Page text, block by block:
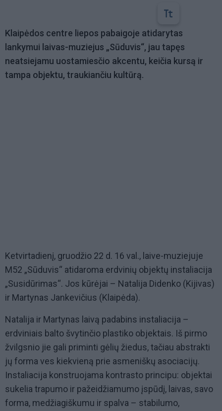
Klaipėdos centre liepos pabaigoje atidarytas
lankymui laivas-muziejus „Sūduvis“, jau tapęs
neatsiejamu uostamiesčio akcentu, keičia kursą ir
tampa objektu, traukiančiu kultūrą.
Ketvirtadienį, gruodžio 22 d. 16 val., laive-muziejuje
M52 „Sūduvis“ atidaroma erdvinių objektų instaliacija
„Susidūrimas“. Jos kūrėjai – Natalija Didenko (Kijivas)
ir Martynas Jankevičius (Klaipėda).
Natalija ir Martynas laivą padabins instaliacija –
erdviniais balto švytinčio plastiko objektais. Iš pirmo
žvilgsnio jie gali priminti gėlių žiedus, tačiau abstrakti
jų forma ves kiekvieną prie asmeniškų asociacijų.
Instaliacija konstruojama kontrasto principu: objektai
sukelia trapumo ir pažeidžiamumo įspūdį, laivas, savo
forma, medžiagiškumu ir spalva – stabilumo,